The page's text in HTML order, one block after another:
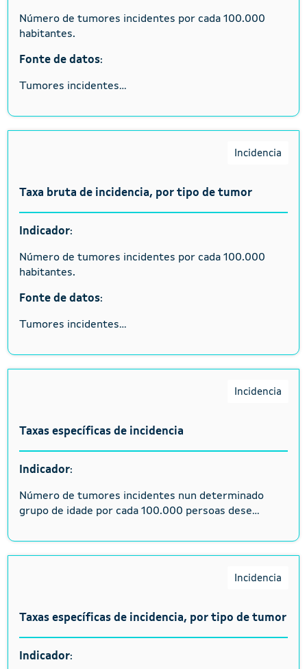
Número de tumores incidentes por cada 100.000
habitantes.
Fonte de datos:
Tumores incidentes...
Incidencia
Taxa bruta de incidencia, por tipo de tumor
Indicador:
Número de tumores incidentes por cada 100.000
habitantes.
Fonte de datos:
Tumores incidentes...
Incidencia
Taxas específicas de incidencia
Indicador:
Número de tumores incidentes nun determinado
grupo de idade por cada 100.000 persoas dese...
Incidencia
Taxas específicas de incidencia, por tipo de tumor
Indicador: